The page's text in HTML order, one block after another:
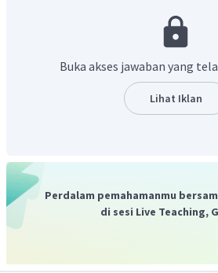
Pemuda I di Yogyakarta. Kongres
adanya kekuatan untuk membangun
Buka akses jawaban yang
Lihat Iklan
Perdalam pemahamanmu
di sesi Live Teaching,